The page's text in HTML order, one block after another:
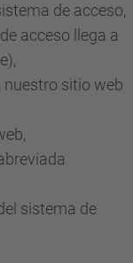
de acceso,
acceso llega a
nuestro sitio web
sistema de